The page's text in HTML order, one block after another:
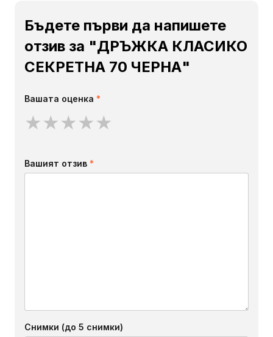
Бъдете първи да напишете
отзив за "ДРЪЖКА КЛАСИКО
СЕКРЕТНА 70 ЧЕРНА"
Вашата оценка *
★★★★★
Вашият отзив *
Снимки (до 5 снимки)